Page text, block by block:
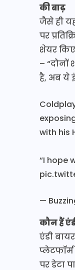
की बाढ़
जैसे ही
पर
शेयर
–
है, अब ये
with his
“I hope
—
कौन हैं
एंडी
पर डेटा